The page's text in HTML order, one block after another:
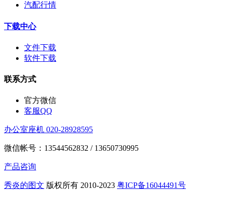
汽配行情
下载中心
文件下载
软件下载
联系方式
官方微信
客服QQ
办公室座机 020-28928595
微信帐号：13544562832 / 13650730995
产品咨询
秀炎的图文 版权所有 2010-2023 粤ICP备16044491号